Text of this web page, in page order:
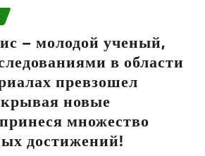
– молодой ученый,
в области
превзошел
новые
множество
достижений!